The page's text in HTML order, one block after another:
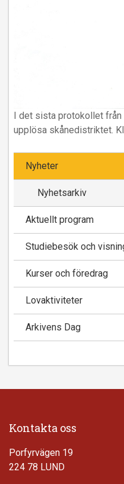
I det sista protokollet
upplösa skånedistriktet.
Nyheter
Nyhetsarkiv
Aktuellt program
Studiebesök och
Kurser och föredrag
Lovaktiviteter
Arkivens Dag
Kontakta oss
Porfyrvägen 19
224 78 LUND